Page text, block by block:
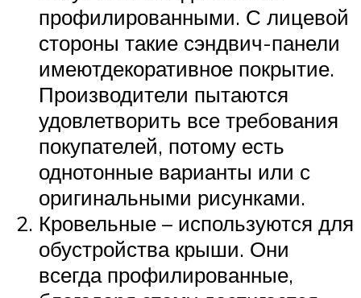
профилированными. С лицевой
стороны такие сэндвич-панели
имеютдекоративное покрытие.
Производители пытаются
удовлетворить все требования
покупателей, потому есть
однотонные варианты или с
оригинальными рисунками.
Кровельные – используются для
обустройства крыши. Они
всегда профилированные,